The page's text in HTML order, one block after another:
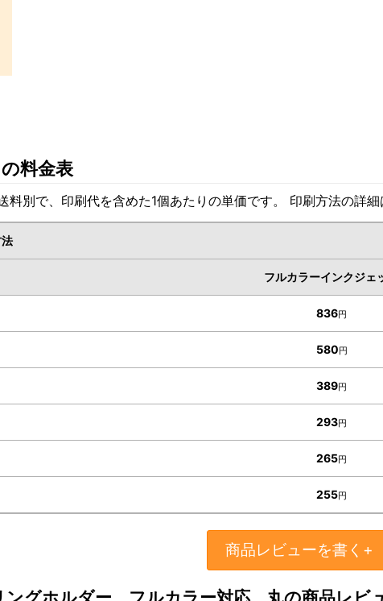
料金表
料別で、印刷代を含めた1個あたりの単価です。 印刷方法の詳
フルカラーインクジェ
836円
580円
389円
293円
265円
255円
商品レビューを書く+